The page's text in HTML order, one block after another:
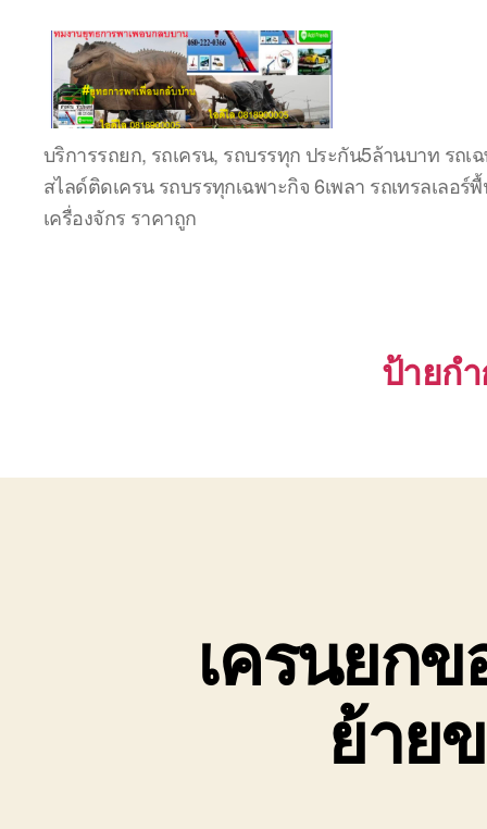
ชลบุรี
รถ
เครน
ยก
ของ
บริการรถยก, รถเครน, รถบรรทุก ประกัน5ล้านบาท รถเ
สไลด์ติดเครน รถบรรทุกเฉพาะกิจ 6เพลา รถเทรลเลอร์
เครื่องจักร ราคาถูก
ป้ายก
เครนยก
ย้าย